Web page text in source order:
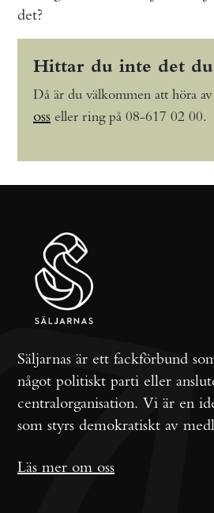
det?
Hittar du inte det du
Då är du välkommen att höra
oss eller ring på 08-617 02 00.
Säljarnas är ett fackförbund
något politiskt parti eller
centralorganisation. Vi är en
som styrs demokratiskt av
Läs mer om oss